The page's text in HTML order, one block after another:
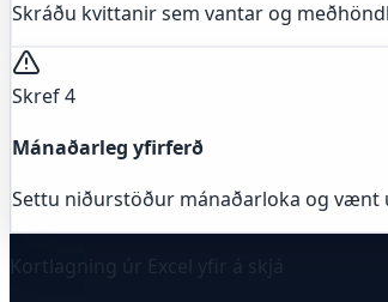
Skráðu kvittanir sem vantar og
Skref 4
Mánaðarleg yfirferð
Settu niðurstöður mánaðarloka og